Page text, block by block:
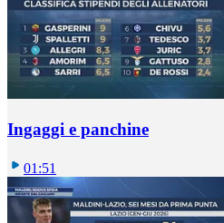
Ingaggi e panchine
01:51